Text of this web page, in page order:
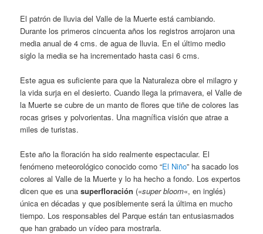
El patrón de lluvia del Valle de la Muerte está cambiando.
Durante los primeros cincuenta años los registros arrojaron una
media anual de 4 cms. de agua de lluvia. En el último medio
siglo la media se ha incrementado hasta casi 6 cms.
Este agua es suficiente para que la Naturaleza obre el milagro y
la vida surja en el desierto. Cuando llega la primavera, el Valle de
la Muerte se cubre de un manto de flores que tiñe de colores las
rocas grises y polvorientas. Una magnífica visión que atrae a
miles de turistas.
Este año la floración ha sido realmente espectacular. El
fenómeno meteorológico conocido como “El Niño” ha sacado los
colores al Valle de la Muerte y lo ha hecho a fondo. Los expertos
dicen que es unasuperfloración («super bloom«, en inglés)
única en décadas y que posiblemente será la última en mucho
tiempo. Los responsables del Parque están tan entusiasmados
que han grabado un vídeo para mostrarla.